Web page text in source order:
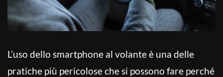
L’uso dello smartphone al volante è una delle
pratiche più pericolose che si possono fare perché